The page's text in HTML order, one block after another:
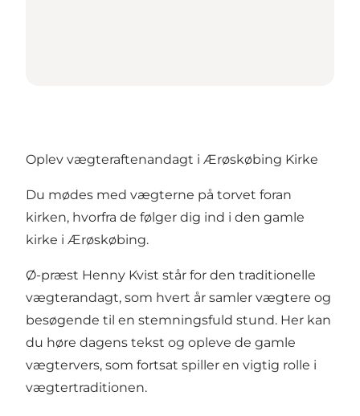
Oplev vægteraftenandagt i Ærøskøbing Kirke
Du mødes med vægterne på torvet foran
kirken, hvorfra de følger dig ind i den gamle
kirke i Ærøskøbing.
Ø-præst Henny Kvist står for den traditionelle
vægterandagt, som hvert år samler vægtere og
besøgende til en stemningsfuld stund. Her kan
du høre dagens tekst og opleve de gamle
vægtervers, som fortsat spiller en vigtig rolle i
vægtertraditionen.